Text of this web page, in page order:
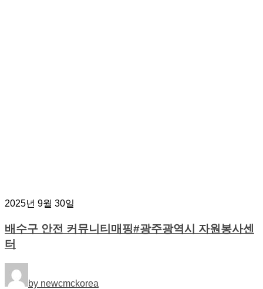
2025년 9월 30일
배수구 안전 커뮤니티매핑#광주광역시 자원봉사센
터
by newcmckorea